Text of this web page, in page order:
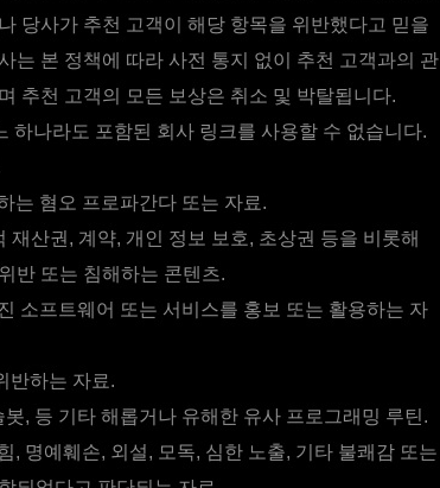
당사가 추천 고객이 해당 항목을 위반했다고 믿을
는 본 정책에 따라 사전 통지 없이 추천 고객과의 관
추천 고객의 모든 보상은 취소 및 박탈됩니다.
하나라도 포함된 회사 링크를 사용할 수 없습니다.
는 혐오 프로파간다 또는 자료.
산권, 계약, 개인 정보 보호, 초상권 등을 비롯해
반 또는 침해하는 콘텐츠.
소프트웨어 또는 서비스를 홍보 또는 활용하는 자
반하는 자료.
, 등 기타 해롭거나 유해한 유사 프로그래밍 루틴.
, 명예훼손, 외설, 모독, 심한 노출, 기타 불쾌감 또는